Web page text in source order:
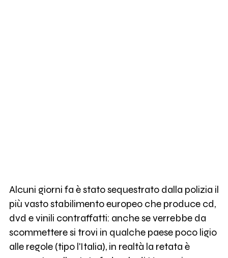
Alcuni giorni fa è stato sequestrato dalla polizia il
più vasto stabilimento europeo che produce cd,
dvd e vinili contraffatti: anche se verrebbe da
scommettere si trovi in qualche paese poco ligio
alle regole (tipo l'Italia), in realtà la retata è